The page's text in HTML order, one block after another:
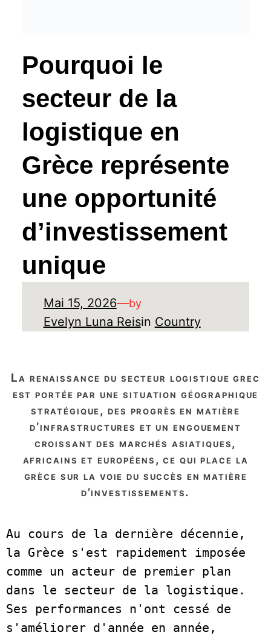
Pourquoi le
secteur de la
logistique en
Grèce représente
une opportunité
d’investissement
unique
Mai 15, 2026—by
Evelyn Luna Reisin Country
la renaissance du secteur logistique grec
est portée par une situation géographique
stratégique, des progrès en matière
d’infrastructures et un engouement
croissant des marchés asiatiques,
africains et européens, ce qui place la
grèce sur la voie du succès en matière
d’investissements.
Au cours de la dernière décennie,
la Grèce s'est rapidement imposée
comme un acteur de premier plan
dans le secteur de la logistique.
Ses performances n'ont cessé de
s'améliorer d'année en année,